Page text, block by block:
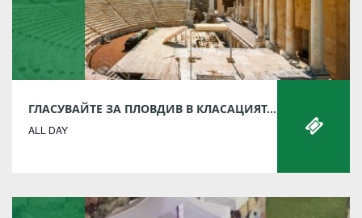
ГЛАСУВАЙТЕ ЗА ПЛОВДИВ В КЛАСАЦИЯТА „НАЙ-ДОБРА ЕВРОПЕЙСКА ДЕСТИНАЦИЯ“ ЗА 2022 Г.
ALL DAY